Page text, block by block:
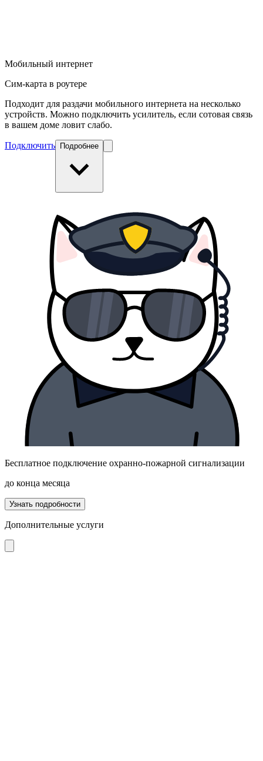
Мобильный интернет
Сим-карта в роутере
Подходит для раздачи мобильного интернета на несколько
устройств. Можно подключить усилитель, если сотовая связь
в вашем доме ловит слабо.
Подключить Подробнее
Бесплатное подключение охранно-пожарной сигнализации
до конца месяца
Узнать подробности
Дополнительные услуги